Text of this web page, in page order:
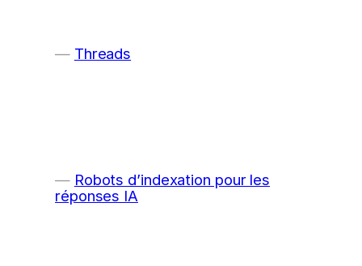
Threads
Robots d’indexation pour les
réponses IA